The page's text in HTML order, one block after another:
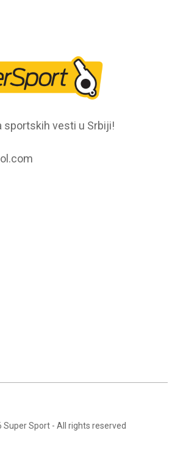
sportskih vesti u Srbiji!
Super Sport- All rights reserved